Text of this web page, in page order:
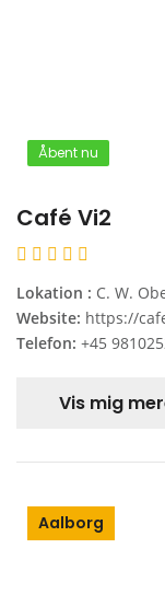
Åbent nu
Café Vi2
Lokation : C. W.
Website: https://
Telefon: +45
Vis mig
Aalborg